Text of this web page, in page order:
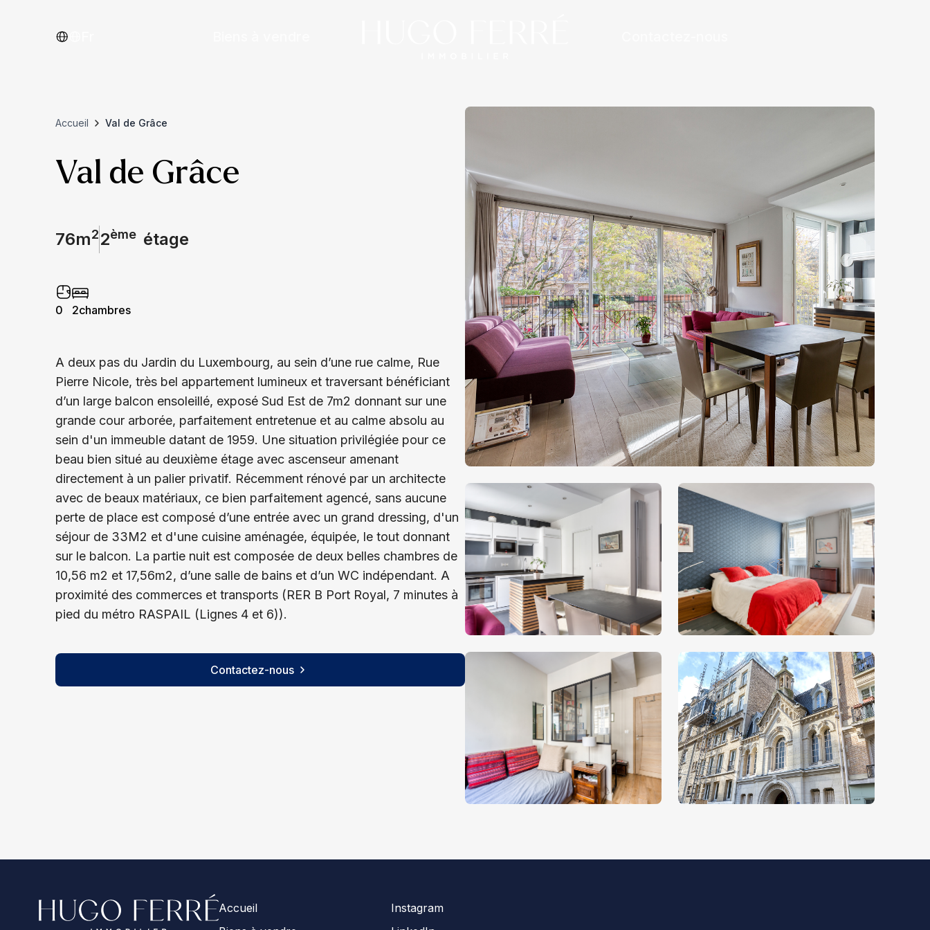
Accueil Val de Grâce
Val de Grâce
76m22ème étage
0 2chambres
A deux pas du Jardin du Luxembourg, au sein d’une rue calme, Rue
Pierre Nicole, très bel appartement lumineux et traversant bénéficiant
d’un large balcon ensoleillé, exposé Sud Est de 7m2 donnant sur une
grande cour arborée, parfaitement entretenue et au calme absolu au
sein d'un immeuble datant de 1959. Une situation privilégiée pour ce
beau bien situé au deuxième étage avec ascenseur amenant
directement à un palier privatif. Récemment rénové par un architecte
avec de beaux matériaux, ce bien parfaitement agencé, sans aucune
perte de place est composé d’une entrée avec un grand dressing, d'un
séjour de 33M2 et d'une cuisine aménagée, équipée, le tout donnant
sur le balcon. La partie nuit est composée de deux belles chambres de
10,56 m2 et 17,56m2, d’une salle de bains et d’un WC indépendant. A
proximité des commerces et transports (RER B Port Royal, 7 minutes à
pied du métro RASPAIL (Lignes 4 et 6)).
Contactez-nous
Accueil
Instagram